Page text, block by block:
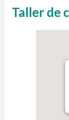
Taller de